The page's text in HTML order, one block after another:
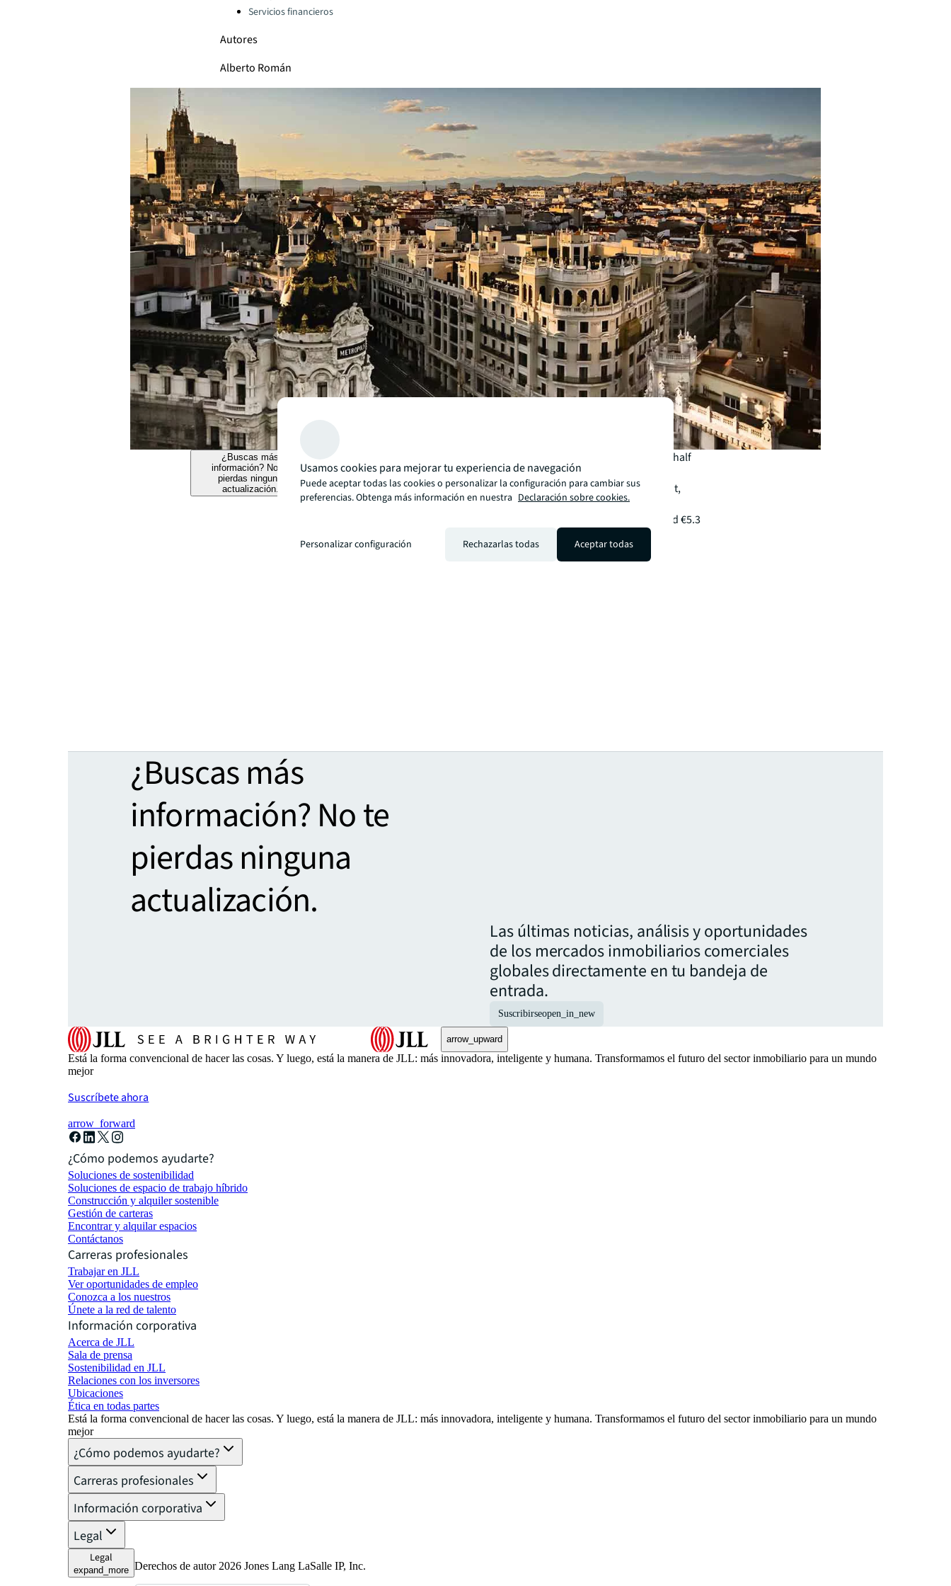
Servicios financieros
Autores
Alberto Román
¿Buscas más
información? No te
pierdas ninguna
actualización.
Investment levels in the Living sector in Spain double in the first half
of 2025, reaching €1.1 billion.
The Living sector accounts for 16% of total real estate investment,
with forecasts to reach 36% by the end of the year.
The volume of Living investment in 2025 is expected to be around €5.3
¿Buscas más
información? No te
pierdas ninguna
actualización.
Las últimas noticias, análisis y oportunidades
de los mercados inmobiliarios comerciales
globales directamente en tu bandeja de
entrada.
Suscribirseopen_in_new
arrow_upward
Está la forma convencional de hacer las cosas. Y luego, está la manera de JLL: más innovadora, inteligente y humana. Transformamos el futuro del sector inmobiliario para un mundo
mejor
Suscríbete ahora
arrow_forward
¿Cómo podemos ayudarte?
Soluciones de sostenibilidad
Soluciones de espacio de trabajo híbrido
Construcción y alquiler sostenible
Gestión de carteras
Encontrar y alquilar espacios
Contáctanos
Carreras profesionales
Trabajar en JLL
Ver oportunidades de empleo
Conozca a los nuestros
Únete a la red de talento
Información corporativa
Acerca de JLL
Sala de prensa
Sostenibilidad en JLL
Relaciones con los inversores
Ubicaciones
Ética en todas partes
Está la forma convencional de hacer las cosas. Y luego, está la manera de JLL: más innovadora, inteligente y humana. Transformamos el futuro del sector inmobiliario para un mundo
mejor
¿Cómo podemos ayudarte?
Carreras profesionales
Información corporativa
Legal
Legal
expand_more Derechos de autor 2026 Jones Lang LaSalle IP, Inc.
Usamos cookies para mejorar tu experiencia de navegación
Puede aceptar todas las cookies o personalizar la configuración para cambiar sus
preferencias. Obtenga más información en nuestra Declaración sobre cookies.
Personalizar configuración Rechazarlas todas Aceptar todas